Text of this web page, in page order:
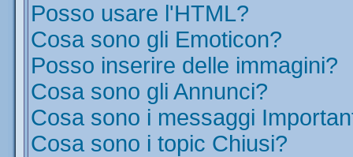
Posso usare l'HTML?
Cosa sono gli Emoticon?
Posso inserire delle immagini?
Cosa sono gli Annunci?
Cosa sono i messaggi
Cosa sono i topic Chiusi?